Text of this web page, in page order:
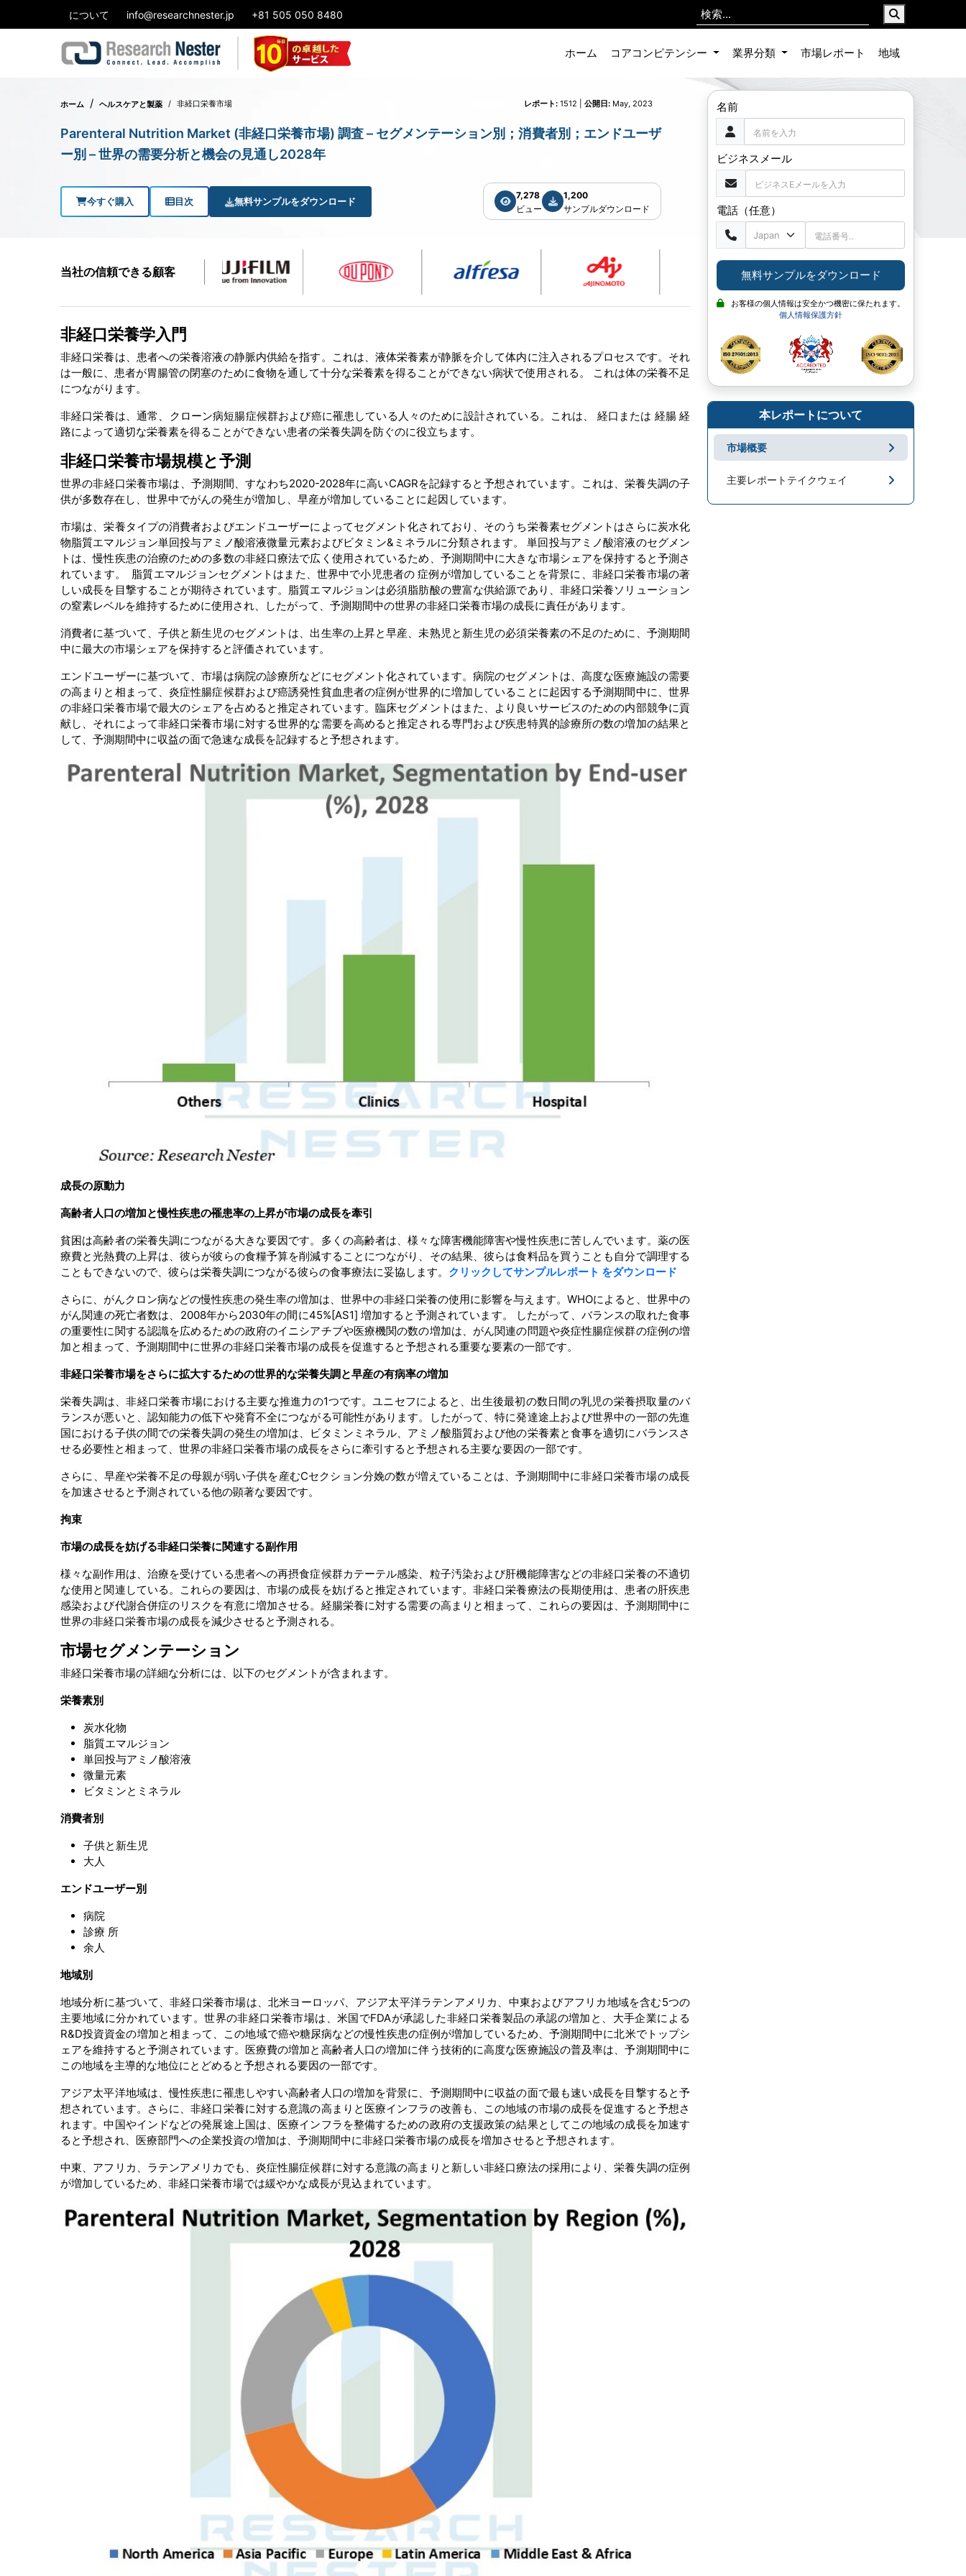
について info@researchnester.jp +81 505 050 8480
ホーム コアコンピテンシー 業界分類 市場レポート 地域
ホーム ヘルスケアと製薬 非経口栄養市場 レポート: 1512 | 公開日: May, 2023
Parenteral Nutrition Market (非経口栄養市場) 調査 – セグメンテーション別；消費者別；エンドユーザ
ー別 – 世界の需要分析と機会の見通し2028年
今すぐ購入 目次 無料サンプルをダウンロード
7,278
ビュー
1,200
サンプルダウンロード
当社の信頼できる顧客
非経口栄養学入門
非経口栄養は、患者への栄養溶液の静脈内供給を指す。これは、液体栄養素が静脈を介して体内に注入されるプロセスです。それ
は一般に、患者が胃腸管の閉塞のために食物を通して十分な栄養素を得ることができない病状で使用される。 これは体の栄養不足
につながります。
非経口栄養は、通常、クローン病短腸症候群および癌に罹患している人々のために設計されている。これは、 経口または 経腸 経
路によって適切な栄養素を得ることができない患者の栄養失調を防ぐのに役立ちます。
非経口栄養市場規模と予測
世界の非経口栄養市場は、予測期間、すなわち2020-2028年に高いCAGRを記録すると予想されています。これは、栄養失調の子
供が多数存在し、世界中でがんの発生が増加し、早産が増加していることに起因しています。
市場は、栄養タイプの消費者およびエンドユーザーによってセグメント化されており、そのうち栄養素セグメントはさらに炭水化
物脂質エマルジョン単回投与アミノ酸溶液微量元素およびビタミン&ミネラルに分類されます。 単回投与アミノ酸溶液のセグメン
トは、慢性疾患の治療のための多数の非経口療法で広く使用されているため、予測期間中に大きな市場シェアを保持すると予測さ
れています。 脂質エマルジョンセグメントはまた、世界中で小児患者の 症例が増加していることを背景に、非経口栄養市場の著
しい成長を目撃することが期待されています。脂質エマルジョンは必須脂肪酸の豊富な供給源であり、非経口栄養ソリューション
の窒素レベルを維持するために使用され、したがって、予測期間中の世界の非経口栄養市場の成長に責任があります。
消費者に基づいて、子供と新生児のセグメントは、出生率の上昇と早産、未熟児と新生児の必須栄養素の不足のために、予測期間
中に最大の市場シェアを保持すると評価されています。
エンドユーザーに基づいて、市場は病院の診療所などにセグメント化されています。病院のセグメントは、高度な医療施設の需要
の高まりと相まって、炎症性腸症候群および癌誘発性貧血患者の症例が世界的に増加していることに起因する予測期間中に、世界
の非経口栄養市場で最大のシェアを占めると推定されています。臨床セグメントはまた、より良いサービスのための内部競争に貢
献し、それによって非経口栄養市場に対する世界的な需要を高めると推定される専門および疾患特異的診療所の数の増加の結果と
して、予測期間中に収益の面で急速な成長を記録すると予想されます。
成長の原動力
高齢者人口の増加と慢性疾患の罹患率の上昇が市場の成長を牽引
貧困は高齢者の栄養失調につながる大きな要因です。多くの高齢者は、様々な障害機能障害や慢性疾患に苦しんでいます。薬の医
療費と光熱費の上昇は、彼らが彼らの食糧予算を削減することにつながり、その結果、彼らは食料品を買うことも自分で調理する
こともできないので、彼らは栄養失調につながる彼らの食事療法に妥協します。 クリックしてサンプルレポート をダウンロード
さらに、がんクロン病などの慢性疾患の発生率の増加は、世界中の非経口栄養の使用に影響を与えます。WHOによると、世界中の
がん関連の死亡者数は、2008年から2030年の間に45%[AS1] 増加すると予測されています。 したがって、バランスの取れた食事
の重要性に関する認識を広めるための政府のイニシアチブや医療機関の数の増加は、がん関連の問題や炎症性腸症候群の症例の増
加と相まって、予測期間中に世界の非経口栄養市場の成長を促進すると予想される重要な要素の一部です。
非経口栄養市場をさらに拡大するための世界的な栄養失調と早産の有病率の増加
栄養失調は、非経口栄養市場における主要な推進力の1つです。ユニセフによると、出生後最初の数日間の乳児の栄養摂取量のバ
ランスが悪いと、認知能力の低下や発育不全につながる可能性があります。したがって、特に発達途上および世界中の一部の先進
国における子供の間での栄養失調の発生の増加は、ビタミンミネラル、アミノ酸脂質および他の栄養素と食事を適切にバランスさ
せる必要性と相まって、世界の非経口栄養市場の成長をさらに牽引すると予想される主要な要因の一部です。
さらに、早産や栄養不足の母親が弱い子供を産むCセクション分娩の数が増えていることは、予測期間中に非経口栄養市場の成長
を加速させると予測されている他の顕著な要因です。
拘束
市場の成長を妨げる非経口栄養に関連する副作用
様々な副作用は、治療を受けている患者への再摂食症候群カテーテル感染、粒子汚染および肝機能障害などの非経口栄養の不適切
な使用と関連している。これらの要因は、市場の成長を妨げると推定されています。非経口栄養療法の長期使用は、患者の肝疾患
感染および代謝合併症のリスクを有意に増加させる。経腸栄養に対する需要の高まりと相まって、これらの要因は、予測期間中に
世界の非経口栄養市場の成長を減少させると予測される。
市場セグメンテーション
非経口栄養市場の詳細な分析には、以下のセグメントが含まれます。
栄養素別
炭水化物
脂質エマルジョン
単回投与アミノ酸溶液
微量元素
ビタミンとミネラル
消費者別
子供と新生児
大人
エンドユーザー別
病院
診療 所
余人
地域別
地域分析に基づいて、非経口栄養市場は、北米ヨーロッパ、アジア太平洋ラテンアメリカ、中東およびアフリカ地域を含む5つの
主要地域に分かれています。世界の非経口栄養市場は、米国でFDAが承認した非経口栄養製品の承認の増加と、大手企業による
R&D投資資金の増加と相まって、この地域で癌や糖尿病などの慢性疾患の症例が増加しているため、予測期間中に北米でトップシ
ェアを維持すると予測されています。医療費の増加と高齢者人口の増加に伴う技術的に高度な医療施設の普及率は、予測期間中に
この地域を主導的な地位にとどめると予想される要因の一部です。
アジア太平洋地域は、慢性疾患に罹患しやすい高齢者人口の増加を背景に、予測期間中に収益の面で最も速い成長を目撃すると予
想されています。さらに、非経口栄養に対する意識の高まりと医療インフラの改善も、この地域の市場の成長を促進すると予想さ
れます。中国やインドなどの発展途上国は、医療インフラを整備するための政府の支援政策の結果としてこの地域の成長を加速す
ると予想され、医療部門への企業投資の増加は、予測期間中に非経口栄養市場の成長を増加させると予想されます。
中東、アフリカ、ラテンアメリカでも、炎症性腸症候群に対する意識の高まりと新しい非経口療法の採用により、栄養失調の症例
が増加しているため、非経口栄養市場では緩やかな成長が見込まれています。
名前
ビジネスメール
電話（任意）
無料サンプルをダウンロード
お客様の個人情報は安全かつ機密に保たれます。
個人情報保護方針
本レポートについて
市場概要
主要レポートテイクウェイ